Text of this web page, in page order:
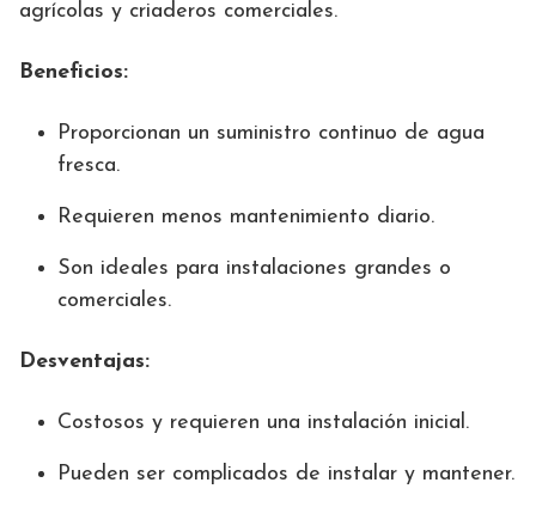
agrícolas y criaderos comerciales.
Beneficios:
Proporcionan un suministro continuo de agua
fresca.
Requieren menos mantenimiento diario.
Son ideales para instalaciones grandes o
comerciales.
Desventajas:
Costosos y requieren una instalación inicial.
Pueden ser complicados de instalar y mantener.